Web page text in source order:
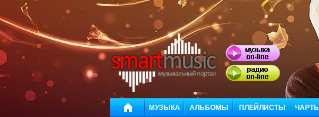
МУЗЫКА АЛЬБОМЫ ПЛЕЙЛИСТЫ ЧАРТЫ